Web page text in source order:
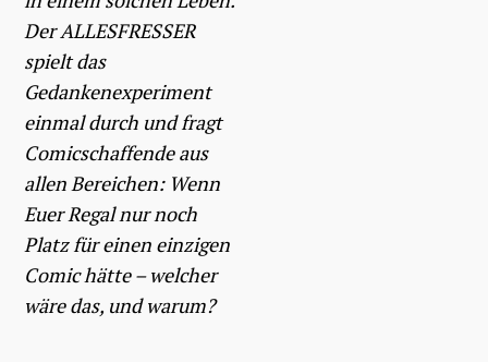
Der ALLESFRESSER
spielt das
Gedankenexperiment
einmal durch und fragt
Comicschaffende aus
allen Bereichen: Wenn
Euer Regal nur noch
Platz für einen einzigen
Comic hätte – welcher
wäre das, und warum?